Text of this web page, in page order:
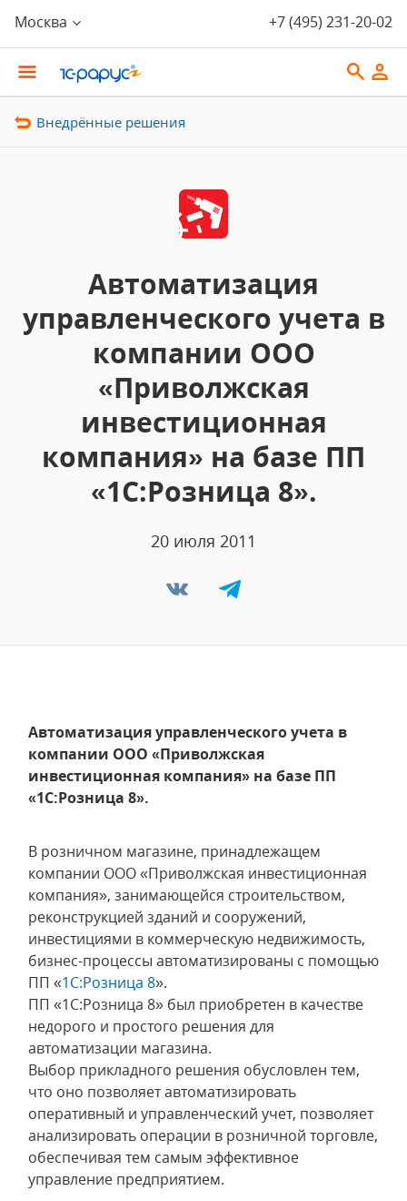
Москва +7 (495) 231-20-02
Внедрённые решения
Автоматизация
управленческого учета в
компании ООО
«Приволжская
инвестиционная
компания» на базе ПП
«1С:Розница 8».
20 июля 2011
Автоматизация управленческого учета в
компании ООО «Приволжская
инвестиционная компания» на базе ПП
«1С:Розница 8».
В розничном магазине, принадлежащем
компании ООО «Приволжская инвестиционная
компания», занимающейся строительством,
реконструкцией зданий и сооружений,
инвестициями в коммерческую недвижимость,
бизнес-процессы автоматизированы с помощью
ПП «1С:Розница 8».
ПП «1С:Розница 8» был приобретен в качестве
недорого и простого решения для
автоматизации магазина.
Выбор прикладного решения обусловлен тем,
что оно позволяет автоматизировать
оперативный и управленческий учет, позволяет
анализировать операции в розничной торговле,
обеспечивая тем самым эффективное
управление предприятием.